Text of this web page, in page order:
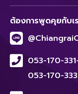
ต้องการพูดคุยกับเ
053-170-
053-170-